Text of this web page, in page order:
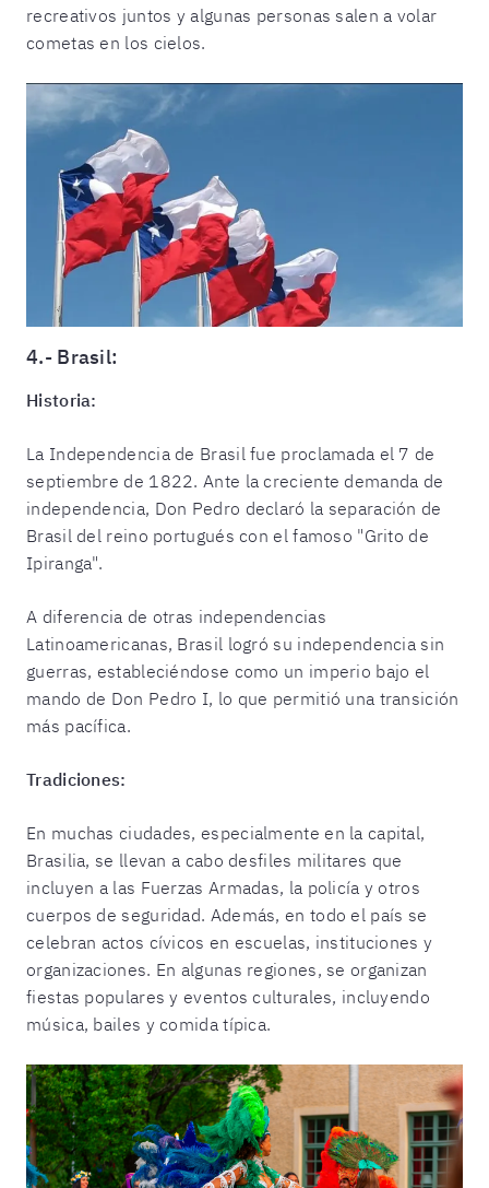
recreativos juntos y algunas personas salen a volar
cometas en los cielos.
4.- Brasil:
Historia:
La Independencia de Brasil fue proclamada el 7 de
septiembre de 1822. Ante la creciente demanda de
independencia, Don Pedro declaró la separación de
Brasil del reino portugués con el famoso "Grito de
Ipiranga".
A diferencia de otras independencias
Latinoamericanas, Brasil logró su independencia sin
guerras, estableciéndose como un imperio bajo el
mando de Don Pedro I, lo que permitió una transición
más pacífica.
Tradiciones:
En muchas ciudades, especialmente en la capital,
Brasilia, se llevan a cabo desfiles militares que
incluyen a las Fuerzas Armadas, la policía y otros
cuerpos de seguridad. Además, en todo el país se
celebran actos cívicos en escuelas, instituciones y
organizaciones. En algunas regiones, se organizan
fiestas populares y eventos culturales, incluyendo
música, bailes y comida típica.